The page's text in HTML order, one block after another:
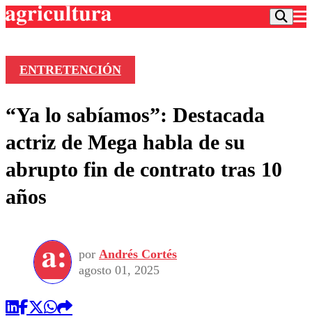
Frecuencias
Agricultura TV
Deportes
Colo Colo
Torneo Internacional
Torneo Nacional
Entretención
Internacional
Nacional
Programas
Comercial
ENTRETENCIÓN
“Ya lo sabíamos”: Destacada
actriz de Mega habla de su
abrupto fin de contrato tras 10
años
por Andrés Cortés
agosto 01, 2025